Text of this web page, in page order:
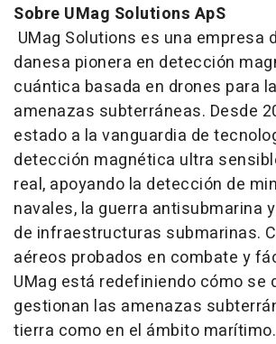
Sobre UMag Solutions ApS
UMag Solutions es una empresa
danesa pionera en detección
cuántica basada en drones para
amenazas subterráneas. Desde
estado a la vanguardia de
detección magnética ultra
real, apoyando la detección de
navales, la guerra antisubmarina
de infraestructuras submarinas.
aéreos probados en combate y
UMag está redefiniendo cómo se
gestionan las amenazas
tierra como en el ámbito marítimo.